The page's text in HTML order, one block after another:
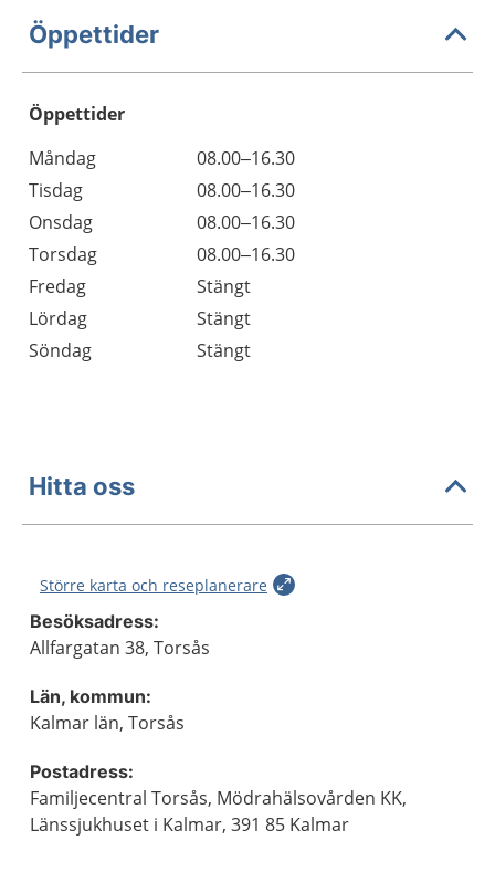
Öppettider
Öppettider
Dag
Öppettider
Kommentarer
Måndag
08.00–16.30
Tisdag
08.00–16.30
Onsdag
08.00–16.30
Torsdag
08.00–16.30
Fredag
Stängt
Lördag
Stängt
Söndag
Stängt
Hitta oss
Större karta och reseplanerare
Besöksadress:
Allfargatan 38, Torsås
Län, kommun:
Kalmar län, Torsås
Postadress:
Familjecentral Torsås, Mödrahälsovården KK,
Länssjukhuset i Kalmar, 391 85 Kalmar